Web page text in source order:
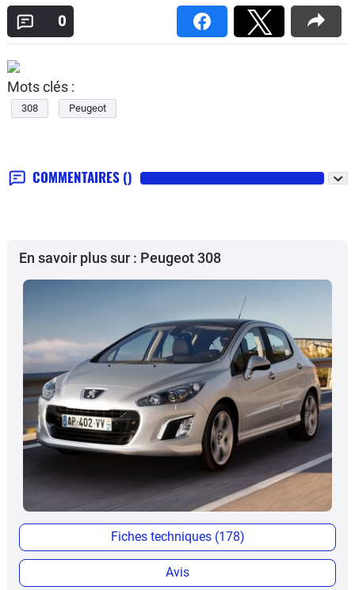
0
Mots clés :
308 Peugeot
COMMENTAIRES ()
En savoir plus sur : Peugeot 308
Fiches techniques (178)
Avis